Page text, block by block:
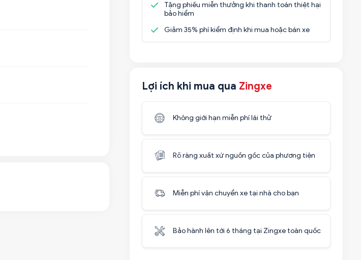
Tặng phiếu miễn thưởng khi thanh toán thiệt hại
bảo hiểm
Giảm 35% phí kiểm định khi mua hoặc bán xe
Lợi ích khi mua qua Zingxe
Không giới hạn miễn phí lái thử
Rõ ràng xuất xứ nguồn gốc của phương tiện
Miễn phí vận chuyển xe tại nhà cho bạn
Bảo hành lên tới 6 tháng tại Zingxe toàn quốc